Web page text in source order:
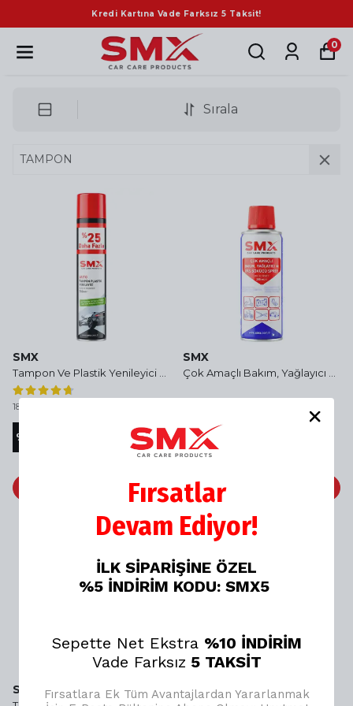
Kredi Kartına Vade Farksız 5 Taksit!
0
Sırala
SMX
18 değerlendirme
%
SMX
%13
₺ 399.00
SEPETE EKLE
SMX
Fırsatlar
Devam Ediyor!
İLK SİPARİŞİNE ÖZEL
%5 İNDİRİM KODU: SMX5
Sepette Net Ekstra %10 İNDİRİM
Vade Farksız 5 TAKSİT
Fırsatlara Ek Tüm Avantajlardan Yararlanmak